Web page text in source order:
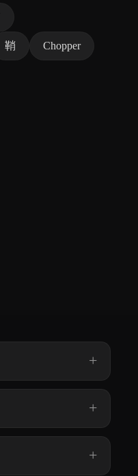
鞘 Chopper